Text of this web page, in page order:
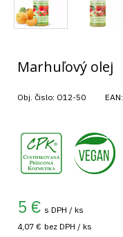
Marhuľový olej
Obj. čislo: O12-50 EAN:
5 € s DPH / ks
4,07 € bez DPH / ks